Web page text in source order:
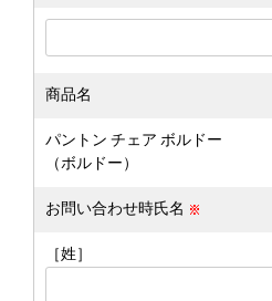
商品名
パントン チェア ボルドー
（ボルドー）
お問い合わせ時氏名
［姓］